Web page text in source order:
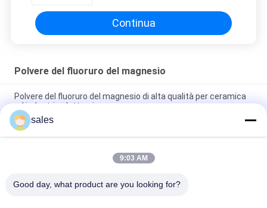
Continua
Polvere del fluoruro del magnesio
Polvere del fluoruro del magnesio di alta qualità per ceramica
ed industria elettronica
99,99% approvazione di iso 9001 del composto inorganico
della polvere del fluoruro del magnesio MgF2
No. ottico su misura 7783-40-6 del fluoruro Mgf2 CAS del
sales
9:03 AM
Good day, what product are you looking for?